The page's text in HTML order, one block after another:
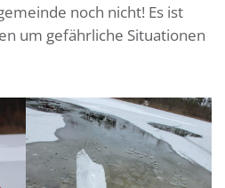
noch nicht! Es ist
um gefährliche Situationen